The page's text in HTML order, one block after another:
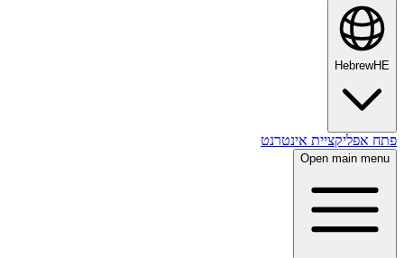
HebrewHE
פתח אפליקציית אינטרנט
Open main menu